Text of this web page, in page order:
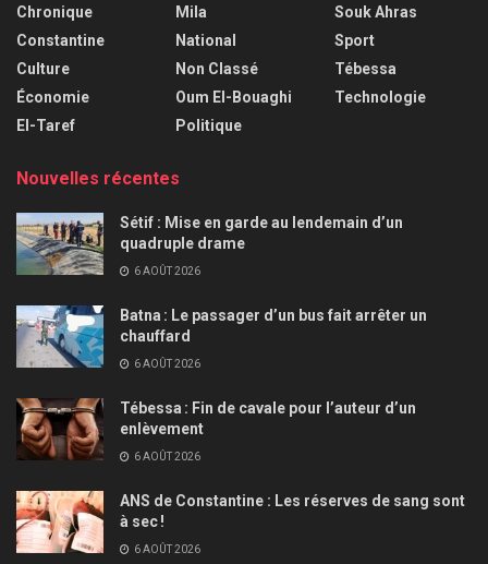
Chronique
Constantine
Culture
Économie
El-Taref
Mila
National
Non Classé
Oum El-Bouaghi
Politique
Souk Ahras
Sport
Tébessa
Technologie
Nouvelles récentes
Sétif : Mise en garde au lendemain d’un
quadruple drame
6 AOÛT 2026
Batna : Le passager d’un bus fait arrêter un
chauffard
6 AOÛT 2026
Tébessa : Fin de cavale pour l’auteur d’un
enlèvement
6 AOÛT 2026
ANS de Constantine : Les réserves de sang sont
à sec !
6 AOÛT 2026